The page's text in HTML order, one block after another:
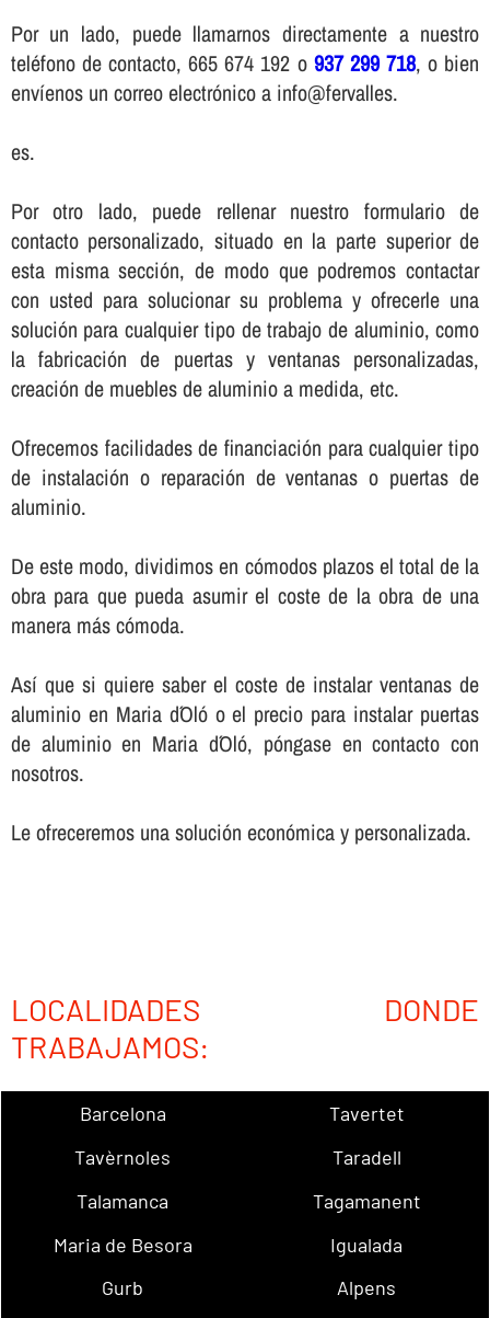
Por un lado, puede llamarnos directamente a nuestro
teléfono de contacto, 665 674 192 o 937 299 718, o bien
enví­enos un correo electrónico a info@fervalles.
es.
Por otro lado, puede rellenar nuestro formulario de
contacto personalizado, situado en la parte superior de
esta misma sección, de modo que podremos contactar
con usted para solucionar su problema y ofrecerle una
solución para cualquier tipo de trabajo de aluminio, como
la fabricación de puertas y ventanas personalizadas,
creación de muebles de aluminio a medida, etc.
Ofrecemos facilidades de financiación para cualquier tipo
de instalación o reparación de ventanas o puertas de
aluminio.
De este modo, dividimos en cómodos plazos el total de la
obra para que pueda asumir el coste de la obra de una
manera más cómoda.
Así­ que si quiere saber el coste de instalar ventanas de
aluminio en Maria d´Oló o el precio para instalar puertas
de aluminio en Maria d´Oló, póngase en contacto con
nosotros.
Le ofreceremos una solución económica y personalizada.
LOCALIDADES DONDE
TRABAJAMOS:
Barcelona
Tavertet
Tavèrnoles
Taradell
Talamanca
Tagamanent
Maria de Besora
Igualada
Gurb
Alpens